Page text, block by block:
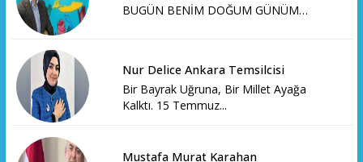
BUGÜN BENİM DOĞUM GÜNÜM…
Nur Delice Ankara Temsilcisi
Bir Bayrak Uğruna, Bir Millet Ayağa
Kalktı. 15 Temmuz...
Mustafa Murat Karahan